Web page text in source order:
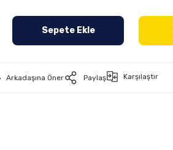
Sepete Ekle
Arkadaşına Öner Paylaş Karşılaştır